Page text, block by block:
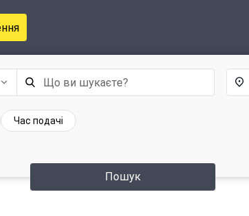
Пошук
Час подачі